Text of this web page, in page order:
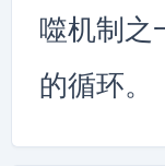
噬机制之
的循环。